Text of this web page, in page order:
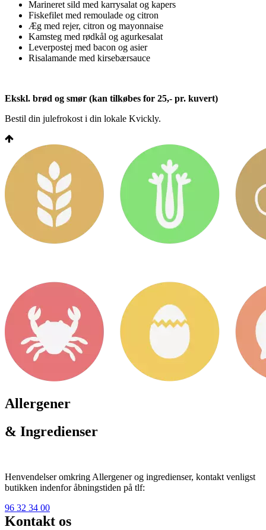
Marineret sild med karrysalat og kapers
Fiskefilet med remoulade og citron
Æg med rejer, citron og mayonnaise
Kamsteg med rødkål og agurkesalat
Leverpostej med bacon og asier
Risalamande med kirsebærsauce
Ekskl. brød og smør (kan tilkøbes for 25,- pr. kuvert)
Bestil din julefrokost i din lokale Kvickly.
Allergener
& Ingredienser
Henvendelser omkring Allergener og ingredienser, kontakt venligst
butikken indenfor åbningstiden på tlf:
96 32 34 00
Kontakt os